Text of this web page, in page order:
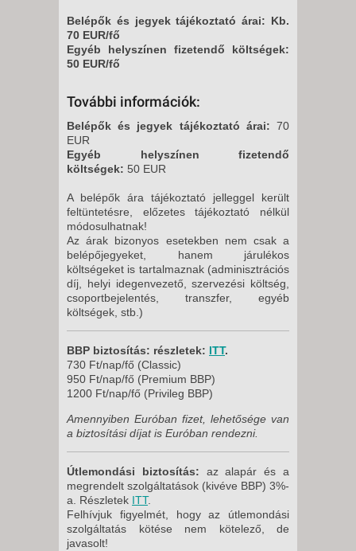
Belépők és jegyek tájékoztató árai: Kb.
70 EUR/fő
Egyéb helyszínen fizetendő költségek:
50 EUR/fő
További információk:
Belépők és jegyek tájékoztató árai: 70
EUR
Egyéb helyszínen fizetendő
költségek: 50 EUR
A belépők ára tájékoztató jelleggel került
feltüntetésre, előzetes tájékoztató nélkül
módosulhatnak!
Az árak bizonyos esetekben nem csak a
belépőjegyeket, hanem járulékos
költségeket is tartalmaznak (adminisztrációs
díj, helyi idegenvezető, szervezési költség,
csoportbejelentés, transzfer, egyéb
költségek, stb.)
BBP biztosítás: részletek: ITT.
730 Ft/nap/fő (Classic)
950 Ft/nap/fő (Premium BBP)
1200 Ft/nap/fő (Privileg BBP)
Amennyiben Euróban fizet, lehetősége van
a biztosítási díjat is Euróban rendezni.
Útlemondási biztosítás: az alapár és a
megrendelt szolgáltatások (kivéve BBP) 3%-
a. Részletek ITT.
Felhívjuk figyelmét, hogy az útlemondási
szolgáltatás kötése nem kötelező, de
javasolt!